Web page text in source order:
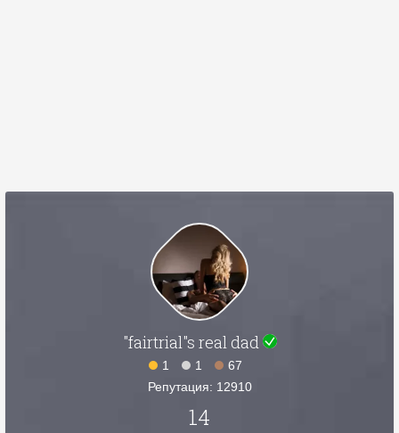
"fairtrial"s real dad
1 1
67
Репутация: 12910
14